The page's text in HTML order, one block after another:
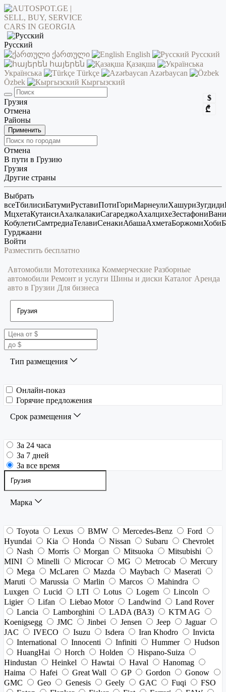
Русский
ქართული
English
Русский
հայերեն
Қазақша
Українська
Türkçe
Azərbaycan
Özbek
Кыргызский
$
₾
Грузия
Отмена
Районы
Применить
Отмена
В пути в Грузию
Грузия
Другие страны
Выбрать
всеТбилисиБатумиРуставиПотиГориМарнеулиХашуриЗугдиди
МцхетаКутаисиАхалкалакиСагареджоАхалцихеЗестафониВани
КобулетиСамтредиаТелавиСенакиАбашаАхметаБоржомиХоби
Гурджаани
Войти
Разместить бесплатно
Автомобили Мототехника Коммерческие Разборные
автомобили Ремонт и услуги Шины и диски Каталог Аренда
авто в Грузии Для бизнеса
Тип размещения
Онлайн-показ
Горячие предложения
Срок размещения
За 24 часа
За 7 дней
За все время
Марка
Toyota Lexus BMW Mercedes-Benz
Ford
Hyundai
Kia Honda Nissan Subaru
Chevrolet
Nash
Morris Morgan Mitsuoka
Mitsubishi
MINI
Minelli Microcar MG Metrocab
Mercury
Mega
McLaren Mazda Maybach
Maserati
Maruti
Marussia Marlin Marcos
Mahindra
Luxgen
Lucid LTI Lotus Logem
Lincoln
Ligier
Lifan Liebao Motor Landwind
Land Rover
Lancia
Lamborghini LADA (ВАЗ)
KTM AG
Koenigsegg
JMC Jinbei Jensen Jeep
Jaguar
JAC
IVECO Isuzu Isdera Iran Khodro
Invicta
International
Innocenti Infiniti Hummer
Hudson
HuangHai
Horch Holden
Hispano-Suiza
Hindustan
Heinkel Hawtai Haval
Hanomag
Haima
Hafei Great Wall GP Gordon
Gonow
GMC
Geo Genesis Geely GAC Fuqi
FSO